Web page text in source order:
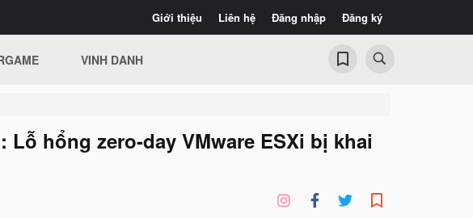
Giới thiệu Liên hệ Đăng nhập Đăng ký
VINH DANH
hổng zero-day VMware ESXi bị khai